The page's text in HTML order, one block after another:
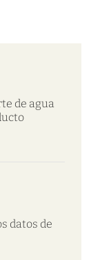
de agua
datos de